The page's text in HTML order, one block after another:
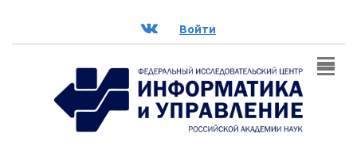
ВК Войти